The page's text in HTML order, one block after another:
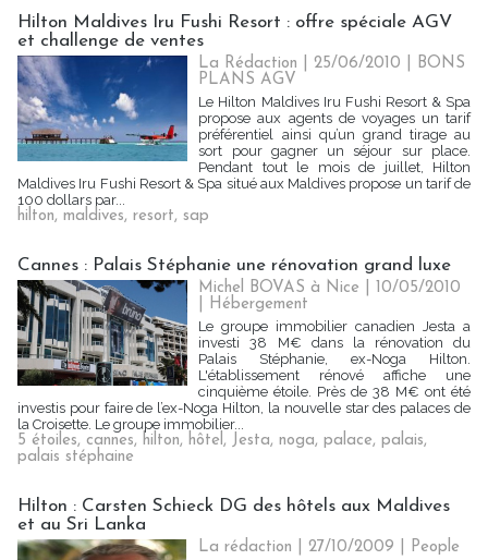
Hilton Maldives Iru Fushi Resort : offre spéciale AGV
et challenge de ventes
La Rédaction | 25/06/2010
BONS
PLANS AGV
Le Hilton Maldives Iru Fushi Resort & Spa
propose aux agents de voyages un tarif
préférentiel ainsi qu’un grand tirage au
sort pour gagner un séjour sur place.
Pendant tout le mois de juillet, Hilton
Maldives Iru Fushi Resort & Spa situé aux Maldives propose un tarif de
100 dollars par...
hilton, maldives, resort, sap
Cannes : Palais Stéphanie une rénovation grand luxe
Michel BOVAS à Nice | 10/05/2010
Hébergement
Le groupe immobilier canadien Jesta a
investi 38 M€ dans la rénovation du
Palais Stéphanie, ex-Noga Hilton.
L'établissement rénové affiche une
cinquième étoile. Près de 38 M€ ont été
investis pour faire de l’ex-Noga Hilton, la nouvelle star des palaces de
la Croisette. Le groupe immobilier...
5 étoiles, cannes, hilton, hôtel, Jesta, noga, palace, palais,
palais stéphaine
Hilton : Carsten Schieck DG des hôtels aux Maldives
et au Sri Lanka
La rédaction | 27/10/2009
People